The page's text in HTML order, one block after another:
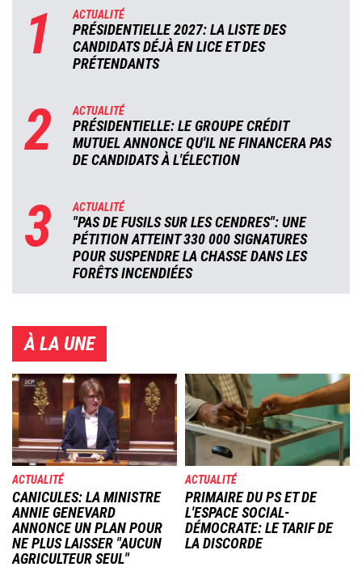
1 ACTUALITÉ
PRÉSIDENTIELLE 2027: LA LISTE DES
CANDIDATS DÉJÀ EN LICE ET DES
PRÉTENDANTS
2 ACTUALITÉ
PRÉSIDENTIELLE: LE GROUPE CRÉDIT
MUTUEL ANNONCE QU'IL NE FINANCERA PAS
DE CANDIDATS À L'ÉLECTION
3 ACTUALITÉ
"PAS DE FUSILS SUR LES CENDRES": UNE
PÉTITION ATTEINT 330 000 SIGNATURES
POUR SUSPENDRE LA CHASSE DANS LES
FORÊTS INCENDIÉES
À LA UNE
Image
ACTUALITÉ
CANICULES: LA MINISTRE
ANNIE GENEVARD
ANNONCE UN PLAN POUR
NE PLUS LAISSER "AUCUN
AGRICULTEUR SEUL"
Image
ACTUALITÉ
PRIMAIRE DU PS ET DE
L'ESPACE SOCIAL-
DÉMOCRATE: LE TARIF DE
LA DISCORDE